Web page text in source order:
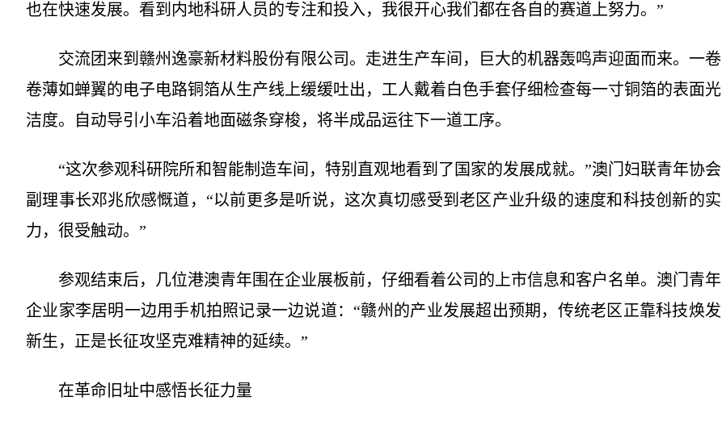
也在快速发展。看到内地科研人员的专注和投入，我很开心我们都在各自的赛道上努力。”
交流团来到赣州逸豪新材料股份有限公司。走进生产车间，巨大的机器轰鸣声迎面而来。一卷
卷薄如蝉翼的电子电路铜箔从生产线上缓缓吐出，工人戴着白色手套仔细检查每一寸铜箔的表面光
洁度。自动导引小车沿着地面磁条穿梭，将半成品运往下一道工序。
“这次参观科研院所和智能制造车间，特别直观地看到了国家的发展成就。”澳门妇联青年协会
副理事长邓兆欣感慨道，“以前更多是听说，这次真切感受到老区产业升级的速度和科技创新的实
力，很受触动。”
参观结束后，几位港澳青年围在企业展板前，仔细看着公司的上市信息和客户名单。澳门青年
企业家李居明一边用手机拍照记录一边说道：“赣州的产业发展超出预期，传统老区正靠科技焕发
新生，正是长征攻坚克难精神的延续。”
在革命旧址中感悟长征力量